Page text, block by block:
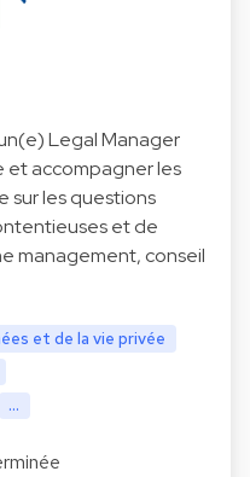
Legal Manager
et accompagner les
sur les questions
et de
management, conseil
et de la vie privée
...